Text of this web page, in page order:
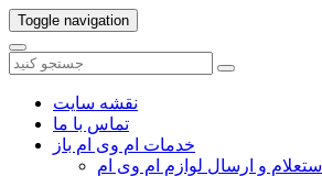
Toggle navigation
نقشه سایت
تماس با ما
خدمات ام وی ام باز
استعلام و ارسال لوازم ام وی ام